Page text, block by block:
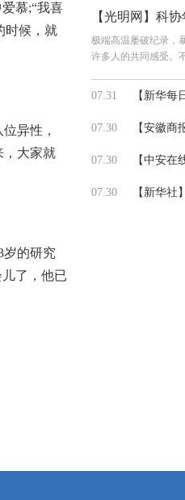
慕;“我喜
时候，就
异性，
，大家就
岁的研究
了，他已
【光明网】科
极端高温屡破纪录，
许多人的共同感受。
07.31 【新华每
07.30 【安徽
07.30 【中安
07.30 【新华